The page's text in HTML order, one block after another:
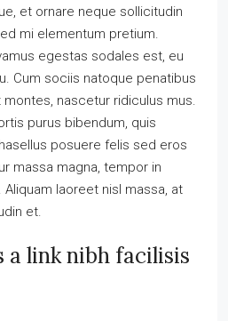
et ornare neque sollicitudin
mi elementum pretium.
egestas sodales est, eu
Cum sociis natoque penatibus
nascetur ridiculus mus.
purus bibendum, quis
posuere felis sed eros
massa magna, tempor in
Aliquam laoreet nisl massa, at
et.
a link nibh facilisis